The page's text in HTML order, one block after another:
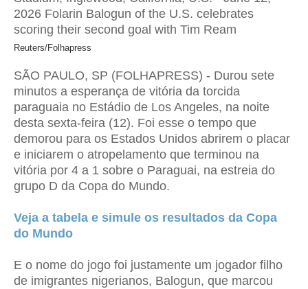
Reuters/Folhapress
SÃO PAULO, SP (FOLHAPRESS) - Durou sete
minutos a esperança de vitória da torcida
paraguaia no Estádio de Los Angeles, na noite
desta sexta-feira (12). Foi esse o tempo que
demorou para os Estados Unidos abrirem o placar
e iniciarem o atropelamento que terminou na
vitória por 4 a 1 sobre o Paraguai, na estreia do
grupo D da Copa do Mundo.
Veja a tabela e simule os resultados da Copa
do Mundo
E o nome do jogo foi justamente um jogador filho
de imigrantes nigerianos, Balogun, que marcou